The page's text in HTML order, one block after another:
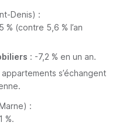
Denis) :
% (contre 5,6 % l’an
: -7,2 % en un an.
appartements s’échangent
:
%.